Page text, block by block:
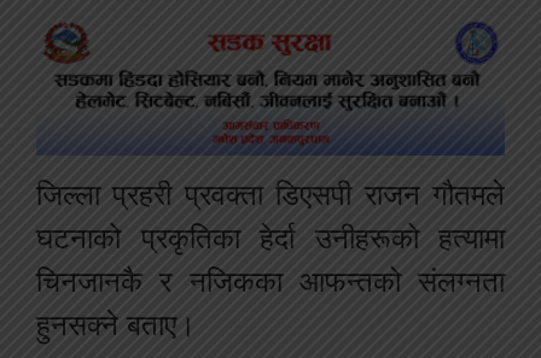
जिल्ला प्रहरी प्रवक्ता डिएसपी राजन गौतमले
घटनाको प्रकृतिका हेर्दा उनीहरूको हत्यामा
चिनजानकै र नजिकका आफन्तको संलग्नता
हुनसक्ने बताए।